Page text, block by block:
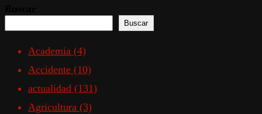
Buscar
Academia (4)
Accidente (10)
actualidad (131)
Agricultura (3)